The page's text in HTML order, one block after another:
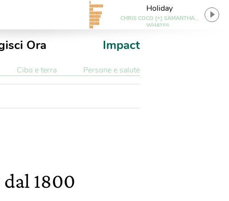
Holiday
CHRIS COCO [+] SAMANTHA
WHATES
Ora Impact
Cibo e terra Persone e salute
dal 1800